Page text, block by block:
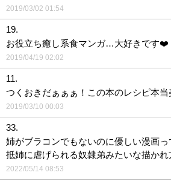
2019/03/02 01:54
19.
お役立ち癒し系食マンガ…大好きです❤️
2019/04/19 02:02
11.
つくおきだぁぁぁ！この本のレシピ本当
2019/03/10 00:03
33.
姉がブラコンでもないのに優しい漫画
抵姉に虐げられる奴隷弟みたいな描かれ
2022/05/14 08:53